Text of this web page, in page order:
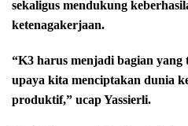
sekaligus mendukung
ketenagakerjaan.
“K3 harus menjadi bagian
upaya kita menciptakan dunia
produktif,” ucap Yassierli.